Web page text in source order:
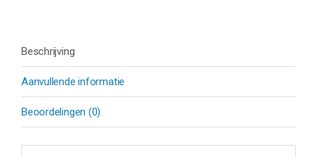
Beschrijving
Aanvullende informatie
Beoordelingen (0)